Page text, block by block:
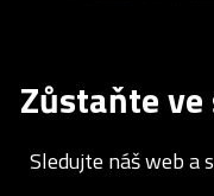
Zůstaňte
Sledujte náš web a